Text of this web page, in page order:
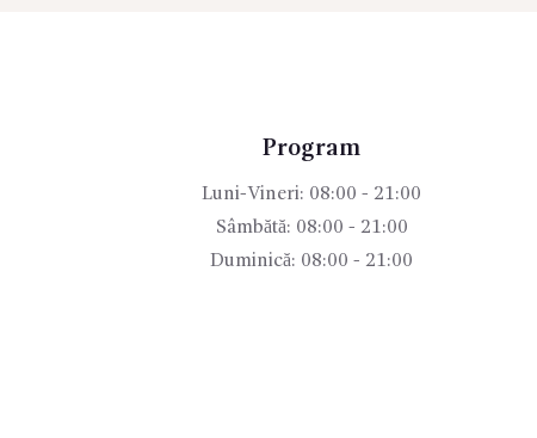
Program
Luni-Vineri: 08:00 - 21:00
Sâmbătă: 08:00 - 21:00
Duminică: 08:00 - 21:00